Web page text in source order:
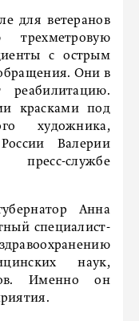
для ветеранов
трехметровую
с острым
Они в
реабилитацию.
красками под
художника,
Валерии
службе
Анна
специалист-
наук,
Именно он